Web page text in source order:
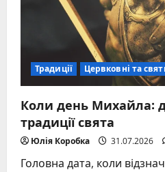
Традиції Цервковні та
Коли день Михайла:
традиції свята
Юлія Коробка 31.07.2026
Головна дата, коли